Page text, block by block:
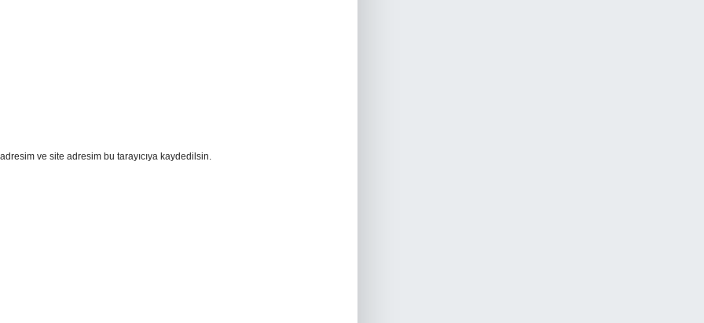
ve site adresim bu tarayıcıya kaydedilsin.